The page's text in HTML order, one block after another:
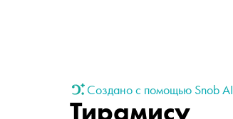
Создано с помощью Snob AI
Тирамису